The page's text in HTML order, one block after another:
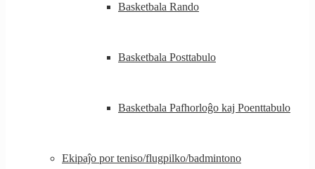
Basketbala Rando
Basketbala Posttabulo
Basketbala Pafhorloĝo kaj Poenttabulo
Ekipaĵo por teniso/flugpilko/badmintono